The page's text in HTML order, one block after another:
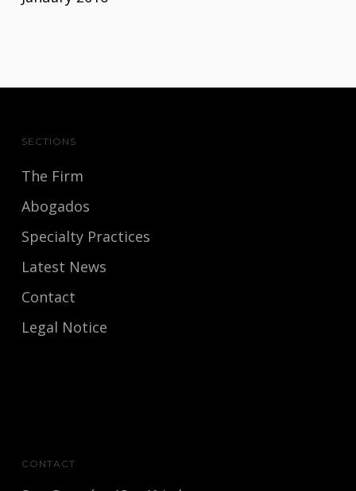
SECTIONS
The Firm
Abogados
Specialty Practices
Latest News
Contact
Legal Notice
CONTACT